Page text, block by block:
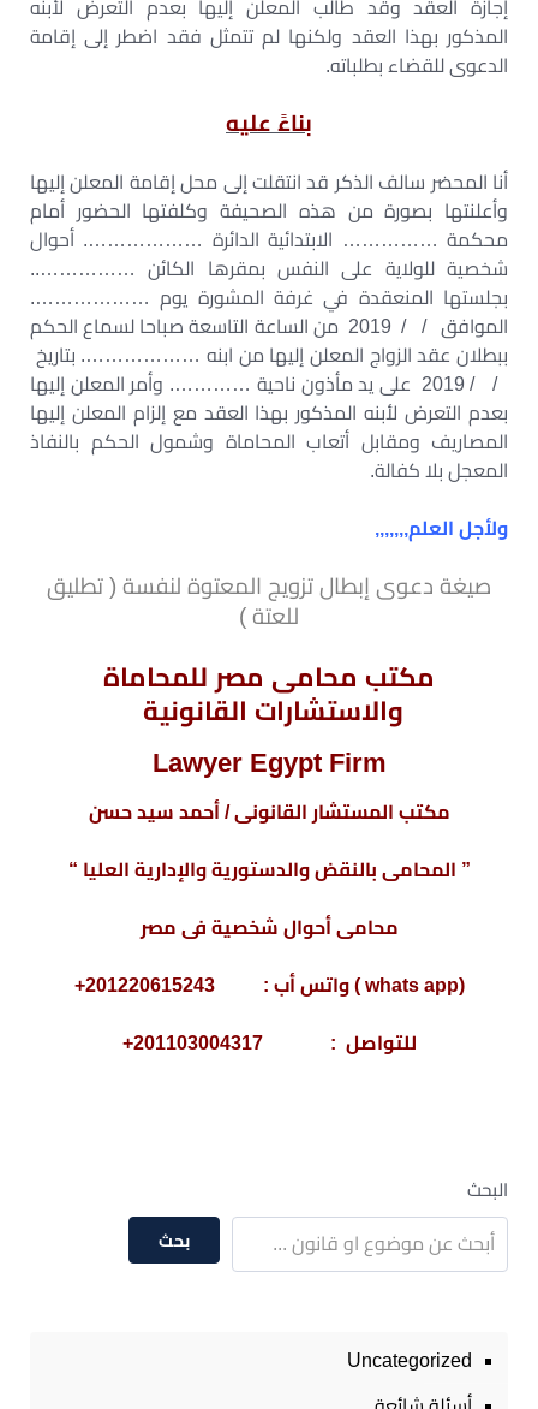
إجازة العقد وقد طالب المعلن إليها بعدم التعرض لأبنه
المذكور بهذا العقد ولكنها لم تتمثل فقد اضطر إلى إقامة
الدعوى للقضاء بطلباته.
بناءً عليه
أنا المحضر سالف الذكر قد انتقلت إلى محل إقامة المعلن إليها
وأعلنتها بصورة من هذه الصحيفة وكلفتها الحضور أمام
محكمة …………… الابتدائية الدائرة ………………. أحوال
شخصية للولاية على النفس بمقرها الكائن ……………..
بجلستها المنعقدة في غرفة المشورة يوم ……………….
الموافق / / 2019 من الساعة التاسعة صباحا لسماع الحكم
ببطلان عقد الزواج المعلن إليها من ابنه ………………. بتاريخ
/ / 2019 على يد مأذون ناحية …………. وأمر المعلن إليها
بعدم التعرض لأبنه المذكور بهذا العقد مع إلزام المعلن إليها
المصاريف ومقابل أتعاب المحاماة وشمول الحكم بالنفاذ
المعجل بلا كفالة.
ولأجل العلم,,,,,,,
صيغة دعوى إبطال تزويج المعتوة لنفسة ( تطليق
للعتة )
مكتب محامى مصر للمحاماة
والاستشارات القانونية
Lawyer Egypt Firm
مكتب المستشار القانونى / أحمد سيد حسن
” المحامى بالنقض والدستورية والإدارية العليا “
محامى أحوال شخصية فى مصر
(whats app ) واتس أب : 201220615243+
للتواصل : 201103004317+
البحث
بحث
Uncategorized